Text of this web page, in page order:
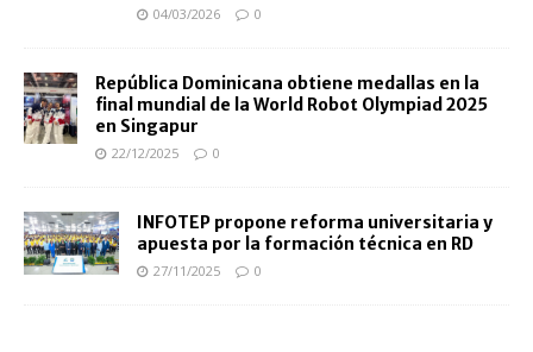
04/03/2026 0
República Dominicana obtiene medallas en la
final mundial de la World Robot Olympiad 2025
en Singapur
22/12/2025 0
INFOTEP propone reforma universitaria y
apuesta por la formación técnica en RD
27/11/2025 0